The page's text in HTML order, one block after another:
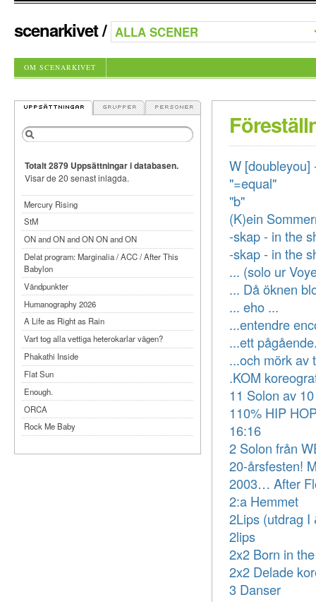
scenarkivet/
OM SCENARKIVET
W [doubleyou]
"=equal"
"b"
(K)ein
-skap - in the
-skap - in the
... (solo ur
... Då öknen
... eho ...
...entendre
...ett
...och mörk av
.KOM
11 Solon av
110% HIP
16:16
2 Solon från
20-årsfesten!
2003… After
2:a Hemmet
2Lips (utdrag I
2lips
2x2 Born in
2x2 Delade
3 Danser
Totalt 2879 Uppsättningar i databasen.
Visar de 20 senast inlagda.
Mercury Rising
StM
ON and ON and ON ON and ON
Delat program: Marginalia / ACC / After This
Babylon
Vändpunkter
Humanography 2026
A Life as Right as Rain
Vart tog alla vettiga heterokarlar vägen?
Phakathi Inside
Flat Sun
Enough.
ORCA
Rock Me Baby